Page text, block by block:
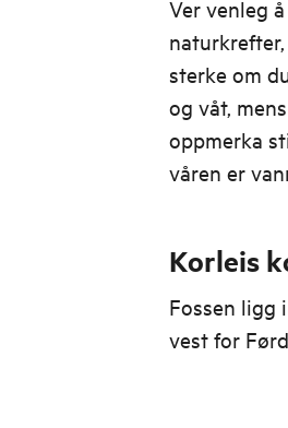
Ver venleg
sterke om
og våt,
oppmerka
våren er
Korleis
Fossen ligg
vest for